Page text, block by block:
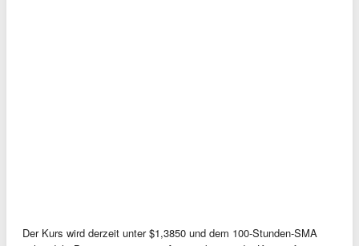
Der Kurs wird derzeit unter $1,3850 und dem 100-Stunden-SMA